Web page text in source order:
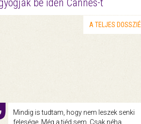
be idén Cannes-t
A TELJES DOSSZIÉ
Mindig is tudtam, hogy nem leszek senki
felesége. Még a tiéd sem. Csak néha